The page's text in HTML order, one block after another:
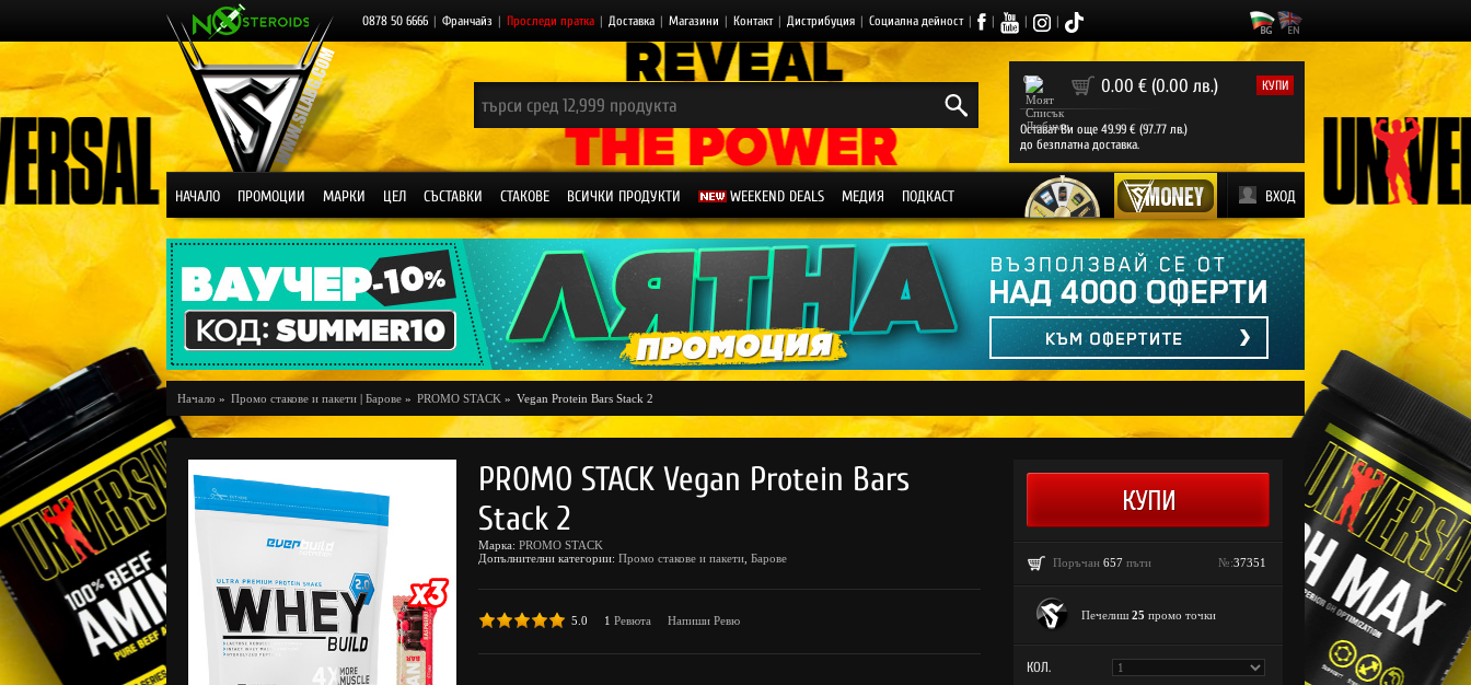
0878 50 6666 | Франчайз | Проследи пратка | Доставка | Магазини | Контакт | Дистрибуция | Социална дейност | | | |
0 0.00 € (0.00 лв.) КУПИ
Остават Ви още 49.99 € (97.77 лв.)
до безплатна доставка.
НАЧАЛО ПРОМОЦИИ МАРКИ ЦЕЛ СЪСТАВКИ СТАКОВЕ ВСИЧКИ ПРОДУКТИ WEEKEND DEALS МЕДИЯ ПОДКАСТ ВХОД
Начало » Промо стакове и пакети | Барове » PROMO STACK » Vegan Protein Bars Stack 2
PROMO STACK Vegan Protein Bars
Stack 2
Марка: PROMO STACK
Допълнителни категории: Промо стакове и пакети Барове
5.0 1 Ревюта Напиши Ревю
Поръчан 657 пъти №:37351
Печелиш 25 промо точки
КОЛ.